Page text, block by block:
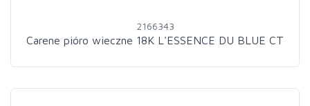
2166343
Carene pióro wieczne 18K L'ESSENCE DU BLUE CT